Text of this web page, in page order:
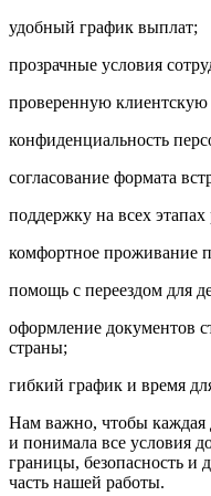
удобный график выплат;
прозрачные условия
проверенную клиентскую
конфиденциальность
согласование формата
поддержку на всех этапах
комфортное проживание
помощь с переездом для
оформление документов
страны;
гибкий график и время
Нам важно, чтобы каждая
и понимала все условия
границы, безопасность и
часть нашей работы.